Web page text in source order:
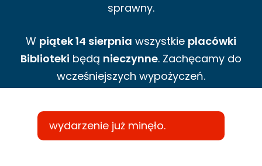
sprawny.
W piątek 14 sierpnia wszystkie placówki
Biblioteki będą nieczynne. Zachęcamy do
wcześniejszych wypożyczeń.
wydarzenie już minęło.